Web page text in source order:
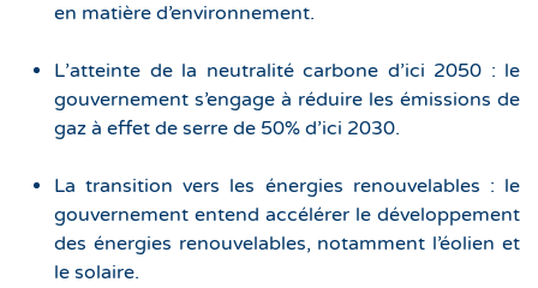
en matière d’environnement.
L’atteinte de la neutralité carbone d’ici 2050 : le
gouvernement s’engage à réduire les émissions de
gaz à effet de serre de 50% d’ici 2030.
La transition vers les énergies renouvelables : le
gouvernement entend accélérer le développement
des énergies renouvelables, notamment l’éolien et
le solaire.